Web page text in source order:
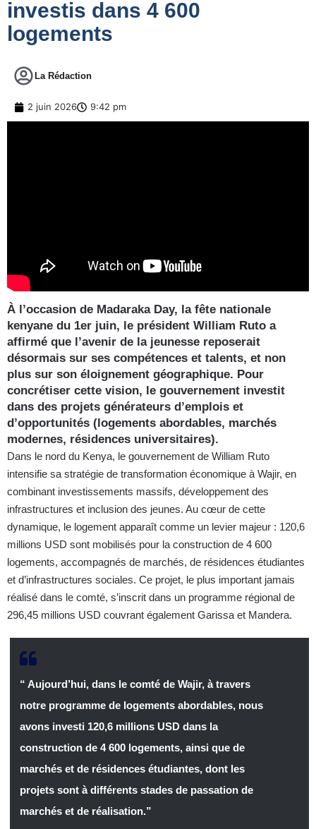
investis dans 4 600
logements
La Rédaction
2 juin 2026 9:42 pm
À l’occasion de Madaraka Day, la fête nationale
kenyane du 1er juin, le président William Ruto a
affirmé que l’avenir de la jeunesse reposerait
désormais sur ses compétences et talents, et non
plus sur son éloignement géographique. Pour
concrétiser cette vision, le gouvernement investit
dans des projets générateurs d’emplois et
d’opportunités (logements abordables, marchés
modernes, résidences universitaires).
Dans le nord du Kenya, le gouvernement de William Ruto
intensifie sa stratégie de transformation économique à Wajir, en
combinant investissements massifs, développement des
infrastructures et inclusion des jeunes. Au cœur de cette
dynamique, le logement apparaît comme un levier majeur : 120,6
millions USD sont mobilisés pour la construction de 4 600
logements, accompagnés de marchés, de résidences étudiantes
et d’infrastructures sociales. Ce projet, le plus important jamais
réalisé dans le comté, s’inscrit dans un programme régional de
296,45 millions USD couvrant également Garissa et Mandera.
“ Aujourd’hui, dans le comté de Wajir, à travers
notre programme de logements abordables, nous
avons investi 120,6 millions USD dans la
construction de 4 600 logements, ainsi que de
marchés et de résidences étudiantes, dont les
projets sont à différents stades de passation de
marchés et de réalisation.”